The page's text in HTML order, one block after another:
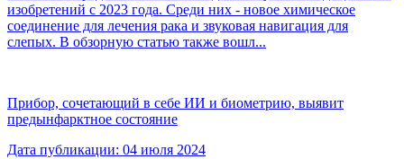
изобретений с 2023 года. Среди них - новое химическое
соединение для лечения рака и звуковая навигация для
слепых. В обзорную статью также вошл...
Прибор, сочетающий в себе ИИ и биометрию, выявит
предынфарктное состояние
Дата публикации: 04 июля 2024